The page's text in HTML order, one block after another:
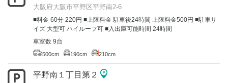
大阪府大阪市平野区平野南2-6
■料金 60分 220円 ■上限料金 駐車後24時間 上限料金500円 ■駐車サ
イズ 大型可 ハイルーフ可 ■入出庫可能時間 24時間
車室数 9台
500cm 190cm 210cm
平野南１丁目第２